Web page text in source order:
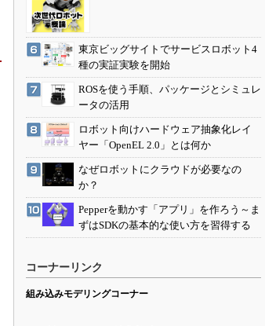
東京ビッグサイトでサービスロボット4
種の実証実験を開始
ROSを使う手順、パッケージとシミュレ
ータの活用
ロボット向けハードウェア抽象化レイ
ヤー「OpenEL 2.0」とは何か
なぜロボットにクラウドが必要なの
か？
Pepperを動かす「アプリ」を作ろう～ま
ずはSDKの基本的な使い方を習得する
コーナーリンク
組み込みモデリングコーナー